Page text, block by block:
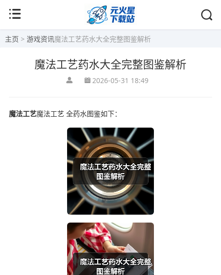
主页 > 游戏资讯魔法工艺药水大全完整图鉴解析
魔法工艺药水大全完整图鉴解析
2026-05-31 18:49
魔法工艺魔法工艺 全药水图鉴如下：